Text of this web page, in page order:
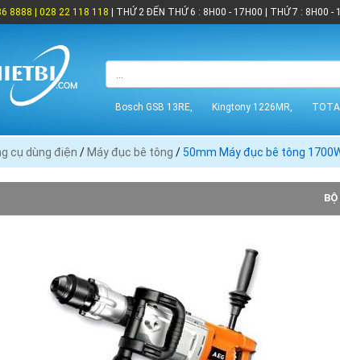
8888 | 028 22 118 118 | THỨ 2 ĐẾN THỨ 6 : 8H00 - 17H00 | THỨ 7 : 8H00 -
Bosch GSB 13RE, Kingtony 1226MR,
cụ dùng điện / Máy đục bê tông / 50mm Máy đục bê tông